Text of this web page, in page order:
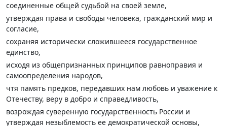
соединенные общей судьбой на своей земле,
утверждая права и свободы человека, гражданский мир и
согласие,
сохраняя исторически сложившееся государственное
единство,
исходя из общепризнанных принципов равноправия и
самоопределения народов,
чтя память предков, передавших нам любовь и уважение к
Отечеству, веру в добро и справедливость,
возрождая суверенную государственность России и
утверждая незыблемость ее демократической основы,